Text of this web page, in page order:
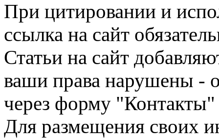
При цитировании и
ссылка на сайт
Статьи на сайт
ваши права нарушены -
через форму "Контакты"
Для размещения своих